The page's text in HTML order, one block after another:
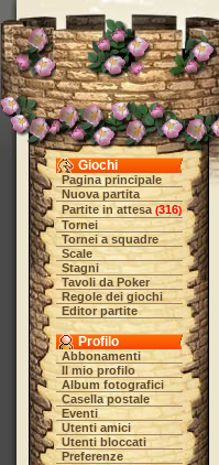
Giochi
Pagina principale
Nuova partita
Partite in attesa (316)
Tornei
Tornei a squadre
Scale
Stagni
Tavoli da Poker
Regole dei giochi
Editor partite
Profilo
Abbonamenti
Il mio profilo
Album fotografici
Casella postale
Eventi
Utenti amici
Utenti bloccati
Preferenze